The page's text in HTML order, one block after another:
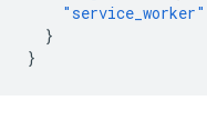
"service_worker"
}
}